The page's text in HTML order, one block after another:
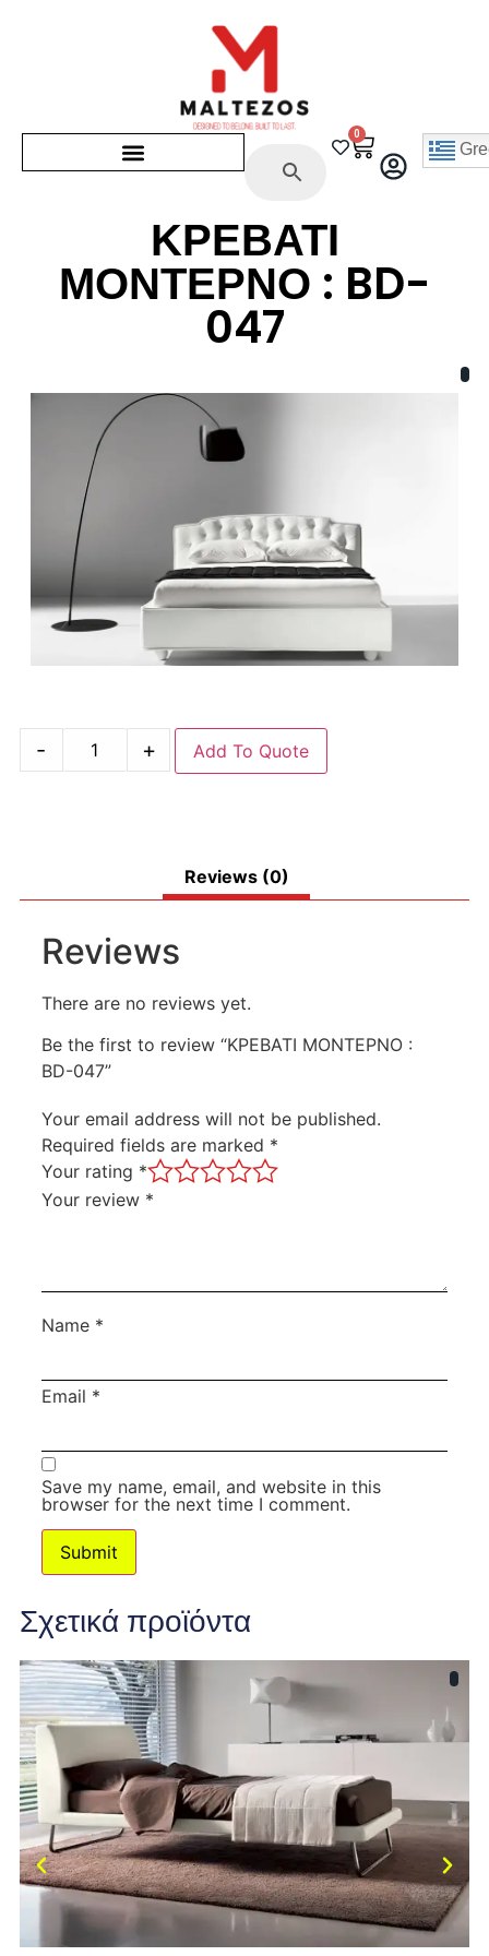
0
ΚΡΕΒΑΤΙ
ΜΟΝΤΕΡΝΟ : BD-
047
- + Add To Quote
Reviews (0)
Reviews
There are no reviews yet.
Be the first to review “ΚΡΕΒΑΤΙ ΜΟΝΤΕΡΝΟ :
BD-047”
Your email address will not be published.
Required fields are marked *
Your rating *
Your review *
Name *
Email *
Save my name, email, and website in this
browser for the next time I comment.
Σχετικά προϊόντα